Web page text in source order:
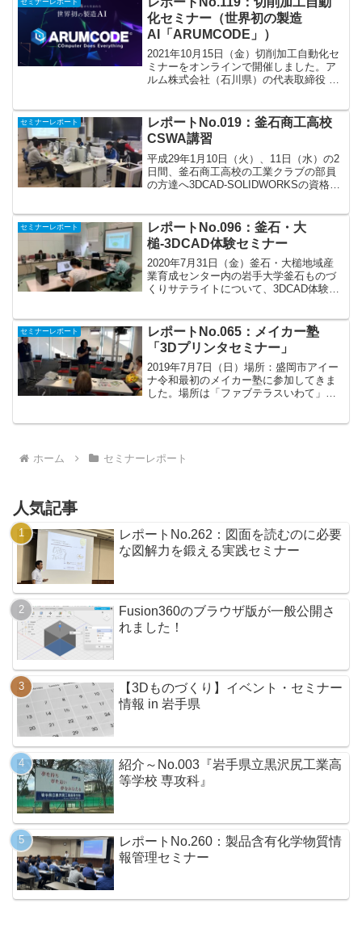
れらの課題を確実に解決して...
化セミナー（世界初の製造
AI「ARUMCODE」）
2021年10月15日（金）切削加工自動化セ
ミナーをオンラインで開催しました。ア
ルム株式会社（石川県）の代表取締役 平
自動化AIソフトウェアの技術紹介をして
いただき...
セミナーレポート
レポートNo.019：釜石商工高校
CSWA講習
平成29年1月10日（火）、11日（水）の2
日間、釜石商工高校の工業クラブの部員
の方達へ3DCAD-SOLIDWORKSの資格試
行っていまして、今回が2回目の講習会...
セミナーレポート
レポートNo.096：釜石・大
槌-3DCAD体験セミナー
2020年7月31日（金）釜石・大槌地域産
業育成センター内の岩手大学釜石ものづ
くりサテライトについて、3DCAD体験セ
シミュレーション、CAMでの切削加工...
セミナーレポート
レポートNo.065：メイカー塾
「3Dプリンタセミナー」
2019年7月7日（日）場所：盛岡市アイー
ナ令和最初のメイカー塾に参加してきま
した。場所は「ファブテラスいわて」さ
ホーム
セミナーレポート
人気記事
レポートNo.262：図面を読むのに必要
な図解力を鍛える実践セミナー
Fusion360のブラウザ版が一般公開さ
れました！
【3Dものづくり】イベント・セミナー
情報 in 岩手県
紹介～No.003『岩手県立黒沢尻工業高
等学校 専攻科』
レポートNo.260：製品含有化学物質情
報管理セミナー